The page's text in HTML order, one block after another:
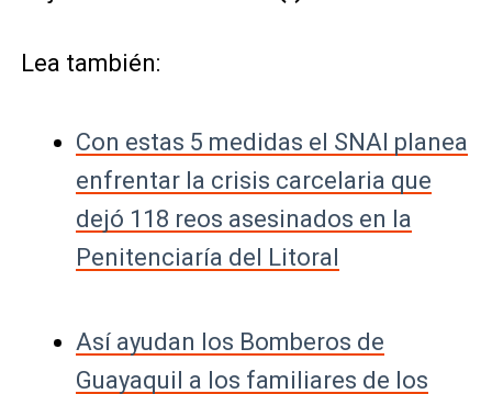
Lea también:
Con estas 5 medidas el SNAI planea
enfrentar la crisis carcelaria que
dejó 118 reos asesinados en la
Penitenciaría del Litoral
Así ayudan los Bomberos de
Guayaquil a los familiares de los